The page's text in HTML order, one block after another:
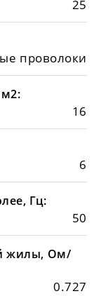
25
проволоки
16
6
Гц:
50
жилы, Ом/
0.727